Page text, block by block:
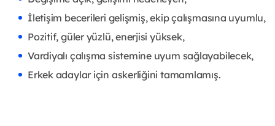
İletişim becerileri gelişmiş, ekip çalışmasına uyumlu,
Pozitif, güler yüzlü, enerjisi yüksek,
Vardiyalı çalışma sistemine uyum sağlayabilecek,
Erkek adaylar için askerliğini tamamlamış.